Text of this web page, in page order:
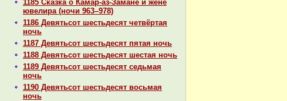
1185 Сказка о Камар-аз-Замане и жене
ювелиpa (ночи 963–978)
1186 Девятьсот шестьдесят четвёртая
ночь
1187 Девятьсот шестьдесят пятая ночь
1188 Девятьсот шестьдесят шестая ночь
1189 Девятьсот шестьдесят седьмая
ночь
1190 Девятьсот шестьдесят восьмая
ночь